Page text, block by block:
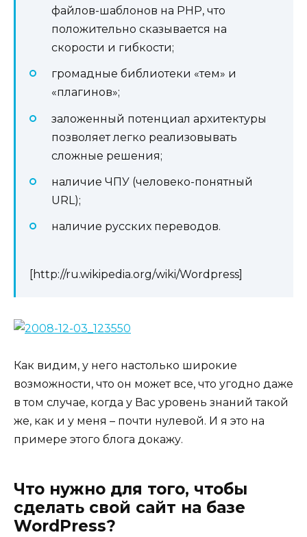
файлов-шаблонов на PHP, что
положительно сказывается на
скорости и гибкости;
громадные библиотеки «тем» и
«плагинов»;
заложенный потенциал архитектуры
позволяет легко реализовывать
сложные решения;
наличие ЧПУ (человеко-понятный
URL);
наличие русских переводов.
[http://ru.wikipedia.org/wiki/Wordpress]
Как видим, у него настолько широкие
возможности, что он может все, что угодно даже
в том случае, когда у Вас уровень знаний такой
же, как и у меня – почти нулевой. И я это на
примере этого блога докажу.
Что нужно для того, чтобы
сделать свой сайт на базе
WordPress?